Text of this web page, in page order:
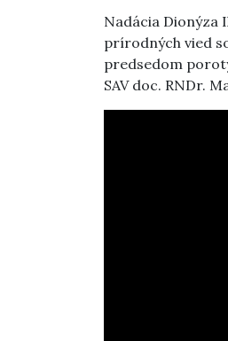
Nadácia Dionýza
prírodných vied
predsedom
SAV doc. RNDr.